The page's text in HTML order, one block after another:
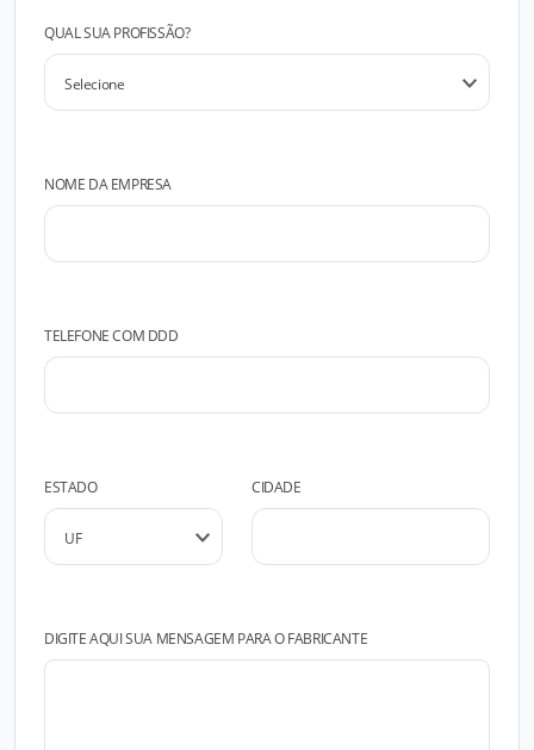
QUAL SUA PROFISSÃO?
NOME DA EMPRESA
TELEFONE COM DDD
ESTADO CIDADE
DIGITE AQUI SUA MENSAGEM PARA O FABRICANTE